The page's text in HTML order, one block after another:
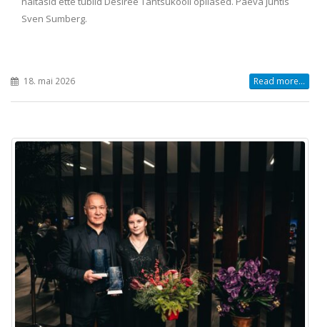
Sven Sumberg.
18. mai 2026 Read more...